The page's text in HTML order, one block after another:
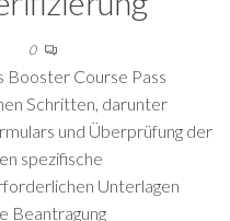
0
Booster Course Pass
Schritten, darunter
und Überprüfung der
spezifische
Unterlagen
Beantragung